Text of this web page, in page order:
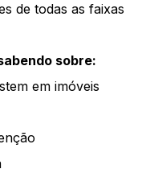
de todas as faixas
sobre:
em imóveis